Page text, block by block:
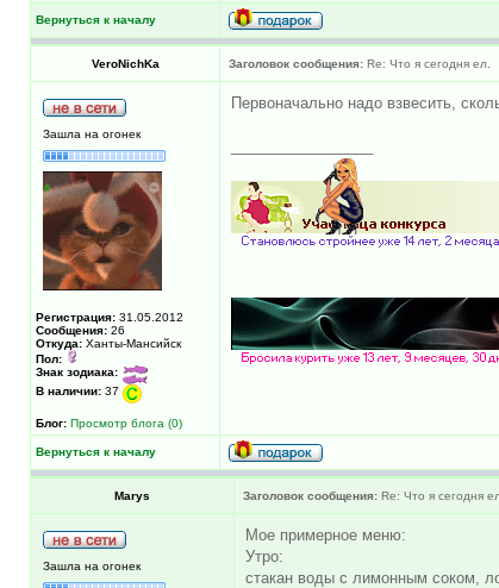
Вернуться к началу
VeroNichKa Заголовок сообщения: Re: Что я сегодня ел.
Зашла на огонек
Регистрация: 31.05.2012
Сообщения: 26
Откуда: Ханты-Мансийск
Пол:
Знак зодиака:
В наличии: 37
Блог: Просмотр блога (0)
Первоначально надо взвесить,
Вернуться к началу
Marys Заголовок сообщения: Re: Что я сегодня ел.
Зашла на огонек
Мое примерное меню:
Утро:
стакан воды с лимонным соком,